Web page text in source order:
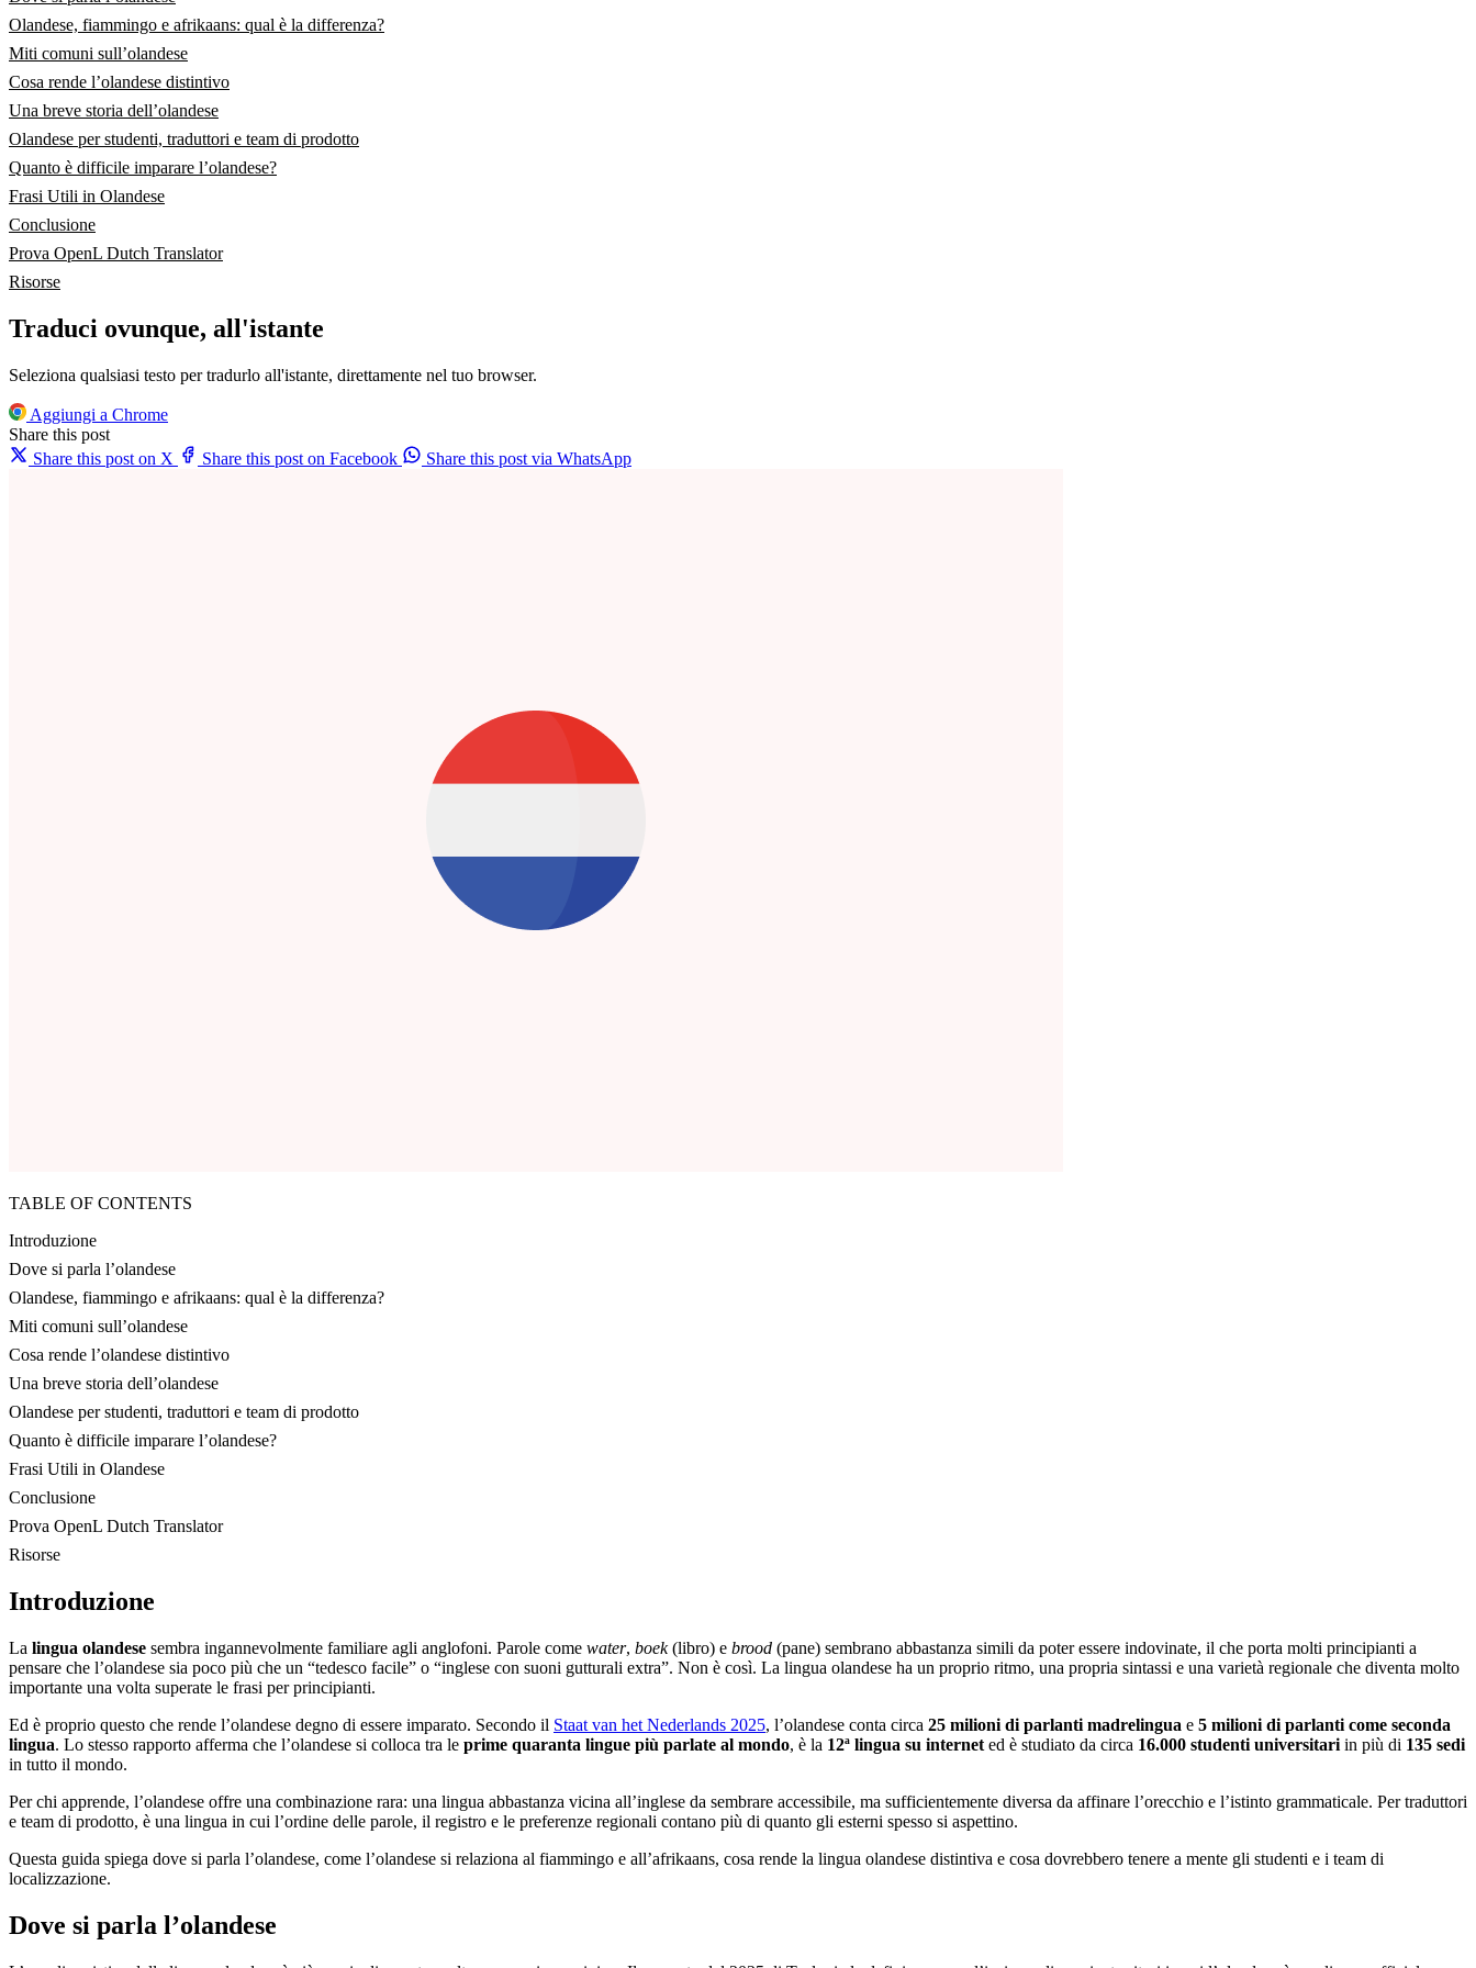
Olandese, fiammingo e afrikaans: qual è la differenza?
Miti comuni sull’olandese
Cosa rende l’olandese distintivo
Una breve storia dell’olandese
Olandese per studenti, traduttori e team di prodotto
Quanto è difficile imparare l’olandese?
Frasi Utili in Olandese
Conclusione
Prova OpenL Dutch Translator
Risorse
Traduci ovunque, all'istante
Seleziona qualsiasi testo per tradurlo all'istante, direttamente nel tuo browser.
Aggiungi a Chrome
Share this post
Share this post on X
Share this post on Facebook Share this post via WhatsApp
TABLE OF CONTENTS
Introduzione
Dove si parla l’olandese
Olandese, fiammingo e afrikaans: qual è la differenza?
Miti comuni sull’olandese
Cosa rende l’olandese distintivo
Una breve storia dell’olandese
Olandese per studenti, traduttori e team di prodotto
Quanto è difficile imparare l’olandese?
Frasi Utili in Olandese
Conclusione
Prova OpenL Dutch Translator
Risorse
Introduzione
La lingua olandese sembra ingannevolmente familiare agli anglofoni. Parole come water, boek(libro) e brood (pane) sembrano abbastanza simili da poter essere indovinate, il che porta molti principianti a
pensare che l’olandese sia poco più che un “tedesco facile” o “inglese con suoni gutturali extra”. Non è così. La lingua olandese ha un proprio ritmo, una propria sintassi e una varietà regionale che diventa molto
importante una volta superate le frasi per principianti.
Ed è proprio questo che rende l’olandese degno di essere imparato. Secondo il Staat van het Nederlands 2025, l’olandese conta circa 25 milioni di parlanti madrelingua e 5 milioni di parlanti come seconda
lingua. Lo stesso rapporto afferma che l’olandese si colloca tra le prime quaranta lingue più parlate al mondo, è la 12ª lingua su internet ed è studiato da circa 16.000 studenti universitari in più di 135 sedi
in tutto il mondo.
Per chi apprende, l’olandese offre una combinazione rara: una lingua abbastanza vicina all’inglese da sembrare accessibile, ma sufficientemente diversa da affinare l’orecchio e l’istinto grammaticale. Per traduttori
e team di prodotto, è una lingua in cui l’ordine delle parole, il registro e le preferenze regionali contano più di quanto gli esterni spesso si aspettino.
Questa guida spiega dove si parla l’olandese, come l’olandese si relaziona al fiammingo e all’afrikaans, cosa rende la lingua olandese distintiva e cosa dovrebbero tenere a mente gli studenti e i team di
localizzazione.
Dove si parla l’olandese